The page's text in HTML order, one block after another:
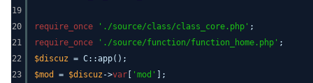
19
20
21
22
23
require_once './source/class/class_core.php' ;
require_once
'./source/function/function_home.php' ;
$discuz = C::app();
$mod
= $discuz ->var 'mod'
];